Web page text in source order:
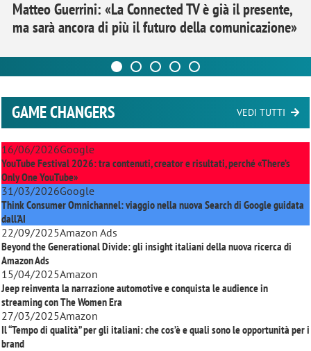
Matteo Guerrini: «La Connected TV è già il presente,
ma sarà ancora di più il futuro della comunicazione»
GAME CHANGERS VEDI TUTTI
16/06/2026Google
YouTube Festival 2026: tra contenuti, creator e risultati, perché «There’s
Only One YouTube»
31/03/2026Google
Think Consumer Omnichannel: viaggio nella nuova Search di Google guidata
dall'AI
22/09/2025Amazon Ads
Beyond the Generational Divide: gli insight italiani della nuova ricerca di
Amazon Ads
15/04/2025Amazon
Jeep reinventa la narrazione automotive e conquista le audience in
streaming conThe Women Era
27/03/2025Amazon
Il “Tempo di qualità” per gli italiani: che cos’è e quali sono le opportunità per i
brand